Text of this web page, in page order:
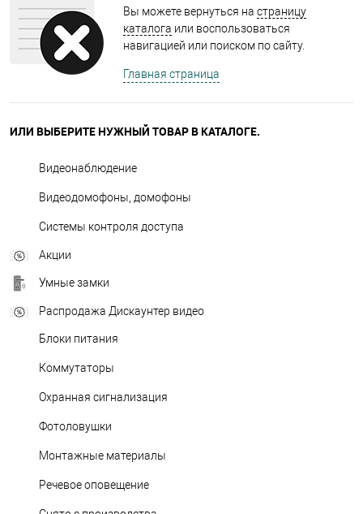
Вы можете вернуться на страницу
каталога или воспользоваться
навигацией или поиском по сайту.
Главная страница
ИЛИ ВЫБЕРИТЕ НУЖНЫЙ ТОВАР В КАТАЛОГЕ.
Видеонаблюдение
Видеодомофоны, домофоны
Системы контроля доступа
Акции
Умные замки
Распродажа Дискаунтер видео
Блоки питания
Коммутаторы
Охранная сигнализация
Фотоловушки
Монтажные материалы
Речевое оповещение